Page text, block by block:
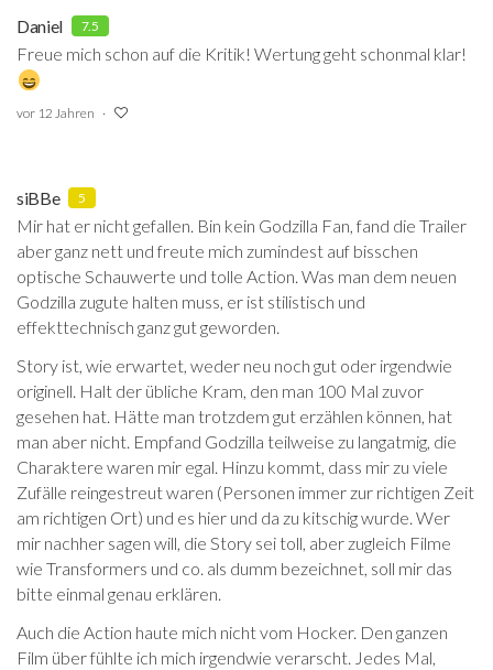
Daniel 7.5
Freue mich schon auf die Kritik! Wertung geht schonmal klar!
vor 12 Jahren
siBBe 5
Mir hat er nicht gefallen. Bin kein Godzilla Fan, fand die Trailer
aber ganz nett und freute mich zumindest auf bisschen
optische Schauwerte und tolle Action. Was man dem neuen
Godzilla zugute halten muss, er ist stilistisch und
effekttechnisch ganz gut geworden.
Story ist, wie erwartet, weder neu noch gut oder irgendwie
originell. Halt der übliche Kram, den man 100 Mal zuvor
gesehen hat. Hätte man trotzdem gut erzählen können, hat
man aber nicht. Empfand Godzilla teilweise zu langatmig, die
Charaktere waren mir egal. Hinzu kommt, dass mir zu viele
Zufälle reingestreut waren (Personen immer zur richtigen Zeit
am richtigen Ort) und es hier und da zu kitschig wurde. Wer
mir nachher sagen will, die Story sei toll, aber zugleich Filme
wie Transformers und co. als dumm bezeichnet, soll mir das
bitte einmal genau erklären.
Auch die Action haute mich nicht vom Hocker. Den ganzen
Film über fühlte ich mich irgendwie verarscht. Jedes Mal,